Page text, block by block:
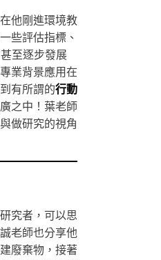
他剛進環境教
些評估指標、
至逐步發展
業背景應用在
有所謂的行動
之中！葉老師
做研究的視角
究者，可以思
老師也分享他
廢棄物，接著